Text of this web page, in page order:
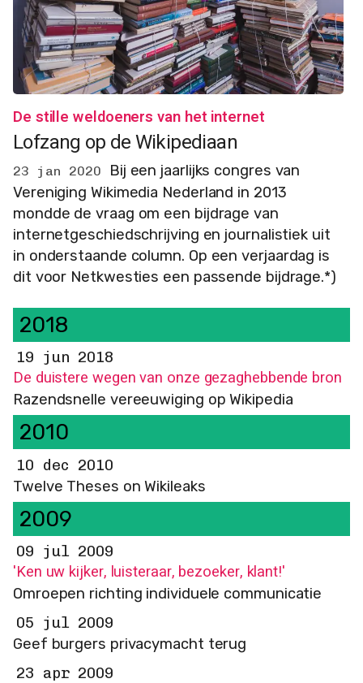
De stille weldoeners van het internet
Lofzang op de Wikipediaan
23 jan 2020
Bij een jaarlijks congres van
Vereniging Wikimedia Nederland in 2013
mondde de vraag om een bijdrage van
internetgeschiedschrijving en journalistiek uit
in onderstaande column. Op een verjaardag is
dit voor Netkwesties een passende bijdrage.*)
2018
19 jun 2018
De duistere wegen van onze gezaghebbende bron
Razendsnelle vereeuwiging op Wikipedia
2010
10 dec 2010
Twelve Theses on Wikileaks
2009
09 jul 2009
'Ken uw kijker, luisteraar, bezoeker, klant!'
Omroepen richting individuele communicatie
05 jul 2009
Geef burgers privacymacht terug
23 apr 2009